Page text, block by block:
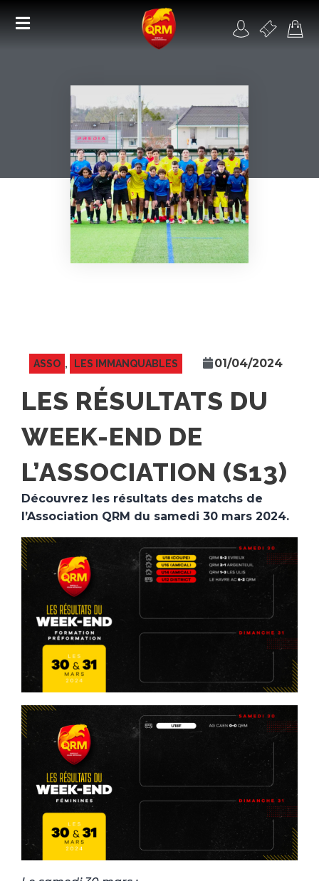
Académie
Féminines
Organisme de formation
RSE
Contact
FAQ
ASSO , LES IMMANQUABLES 01/04/2024
LES RÉSULTATS DU
WEEK-END DE
L’ASSOCIATION (S13)
Découvrez les résultats des matchs de
l’Association QRM du samedi 30 mars 2024.